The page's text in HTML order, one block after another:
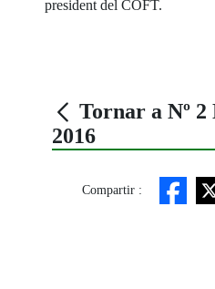
president del COFT.
Tornar a Nº
2016
Compartir :